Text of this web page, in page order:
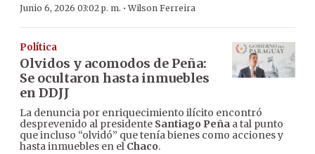
Junio 6, 2026 03:02 p. m. ·Wilson Ferreira
Política
Olvidos y acomodos de Peña:
Se ocultaron hasta inmuebles
en DDJJ
La denuncia por enriquecimiento ilícito encontró
desprevenido al presidente Santiago Peña a tal punto
que incluso “olvidó” que tenía bienes como acciones y
hasta inmuebles en el Chaco.